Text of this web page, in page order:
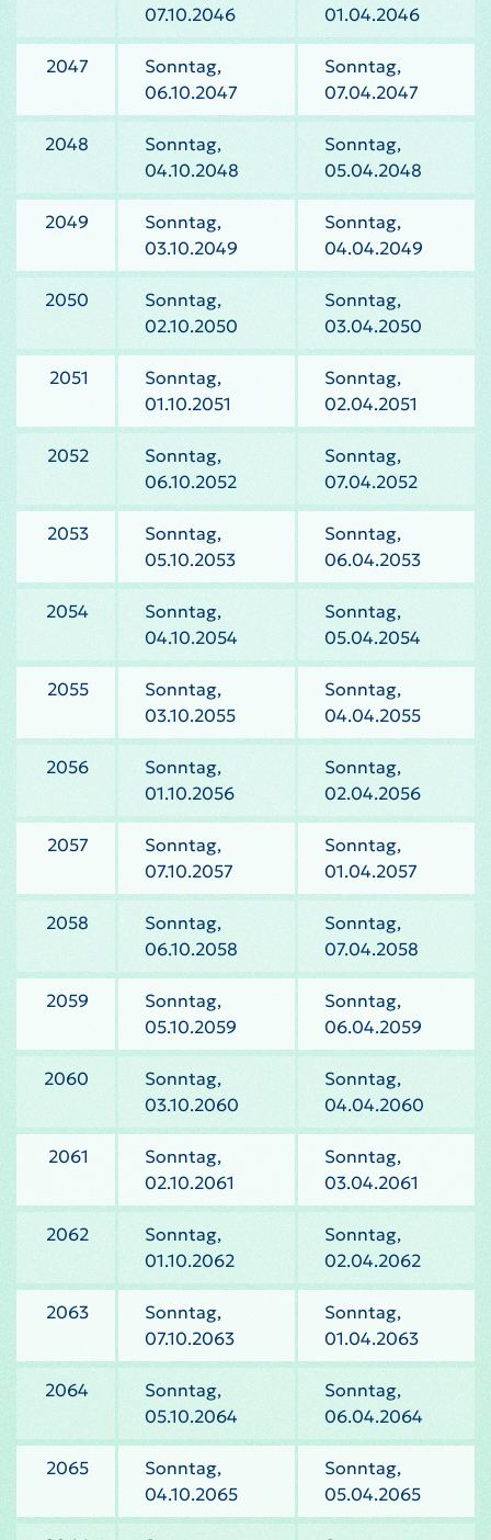
07.10.2046
01.04.2046
2047
Sonntag,
06.10.2047
Sonntag,
07.04.2047
2048
Sonntag,
04.10.2048
Sonntag,
05.04.2048
2049
Sonntag,
03.10.2049
Sonntag,
04.04.2049
2050
Sonntag,
02.10.2050
Sonntag,
03.04.2050
2051
Sonntag,
01.10.2051
Sonntag,
02.04.2051
2052
Sonntag,
06.10.2052
Sonntag,
07.04.2052
2053
Sonntag,
05.10.2053
Sonntag,
06.04.2053
2054
Sonntag,
04.10.2054
Sonntag,
05.04.2054
2055
Sonntag,
03.10.2055
Sonntag,
04.04.2055
2056
Sonntag,
01.10.2056
Sonntag,
02.04.2056
2057
Sonntag,
07.10.2057
Sonntag,
01.04.2057
2058
Sonntag,
06.10.2058
Sonntag,
07.04.2058
2059
Sonntag,
05.10.2059
Sonntag,
06.04.2059
2060
Sonntag,
03.10.2060
Sonntag,
04.04.2060
2061
Sonntag,
02.10.2061
Sonntag,
03.04.2061
2062
Sonntag,
01.10.2062
Sonntag,
02.04.2062
2063
Sonntag,
07.10.2063
Sonntag,
01.04.2063
2064
Sonntag,
05.10.2064
Sonntag,
06.04.2064
2065
Sonntag,
04.10.2065
Sonntag,
05.04.2065